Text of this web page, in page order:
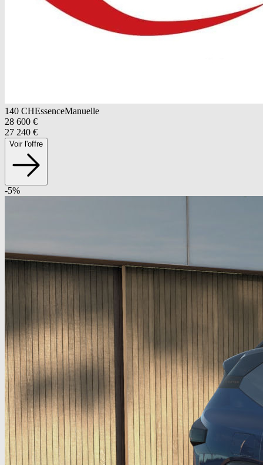
140 CHEssenceManuelle
28 600 €
27 240 €
Voir l'offre
-5%